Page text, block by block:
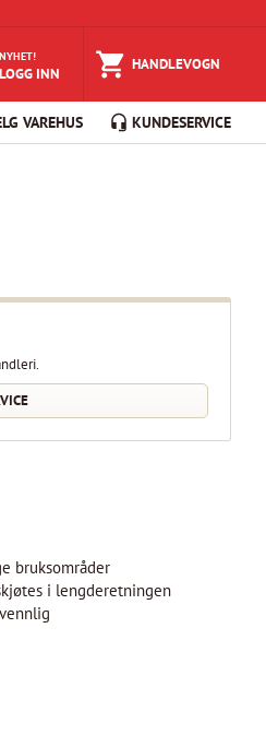
NYHET!
LOGG INN HANDLEVOGN
VAREHUS KUNDESERVICE
bruksområder
i lengderetningen